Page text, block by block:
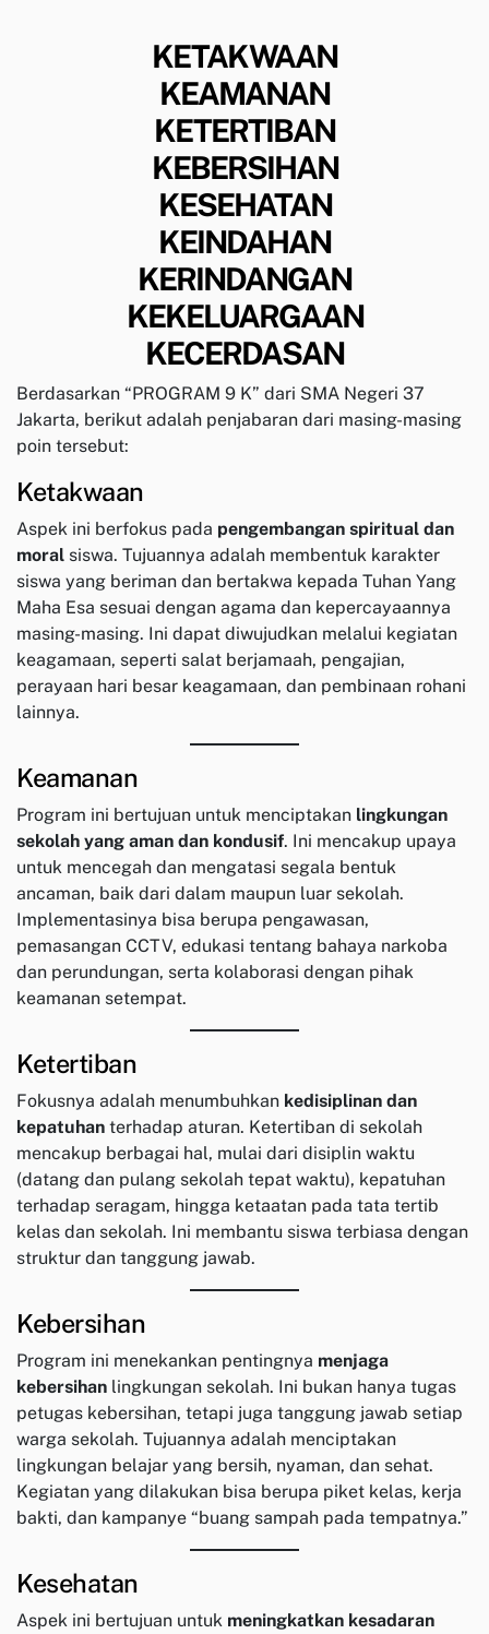
KETAKWAAN
KEAMANAN
KETERTIBAN
KEBERSIHAN
KESEHATAN
KEINDAHAN
KERINDANGAN
KEKELUARGAAN
KECERDASAN
Berdasarkan “PROGRAM 9 K” dari SMA Negeri 37
Jakarta, berikut adalah penjabaran dari masing-masing
poin tersebut:
Ketakwaan
Aspek ini berfokus pada pengembangan spiritual dan
moral siswa. Tujuannya adalah membentuk karakter
siswa yang beriman dan bertakwa kepada Tuhan Yang
Maha Esa sesuai dengan agama dan kepercayaannya
masing-masing. Ini dapat diwujudkan melalui kegiatan
keagamaan, seperti salat berjamaah, pengajian,
perayaan hari besar keagamaan, dan pembinaan rohani
lainnya.
Keamanan
Program ini bertujuan untuk menciptakan lingkungan
sekolah yang aman dan kondusif. Ini mencakup upaya
untuk mencegah dan mengatasi segala bentuk
ancaman, baik dari dalam maupun luar sekolah.
Implementasinya bisa berupa pengawasan,
pemasangan CCTV, edukasi tentang bahaya narkoba
dan perundungan, serta kolaborasi dengan pihak
keamanan setempat.
Ketertiban
Fokusnya adalah menumbuhkan kedisiplinan dan
kepatuhan terhadap aturan. Ketertiban di sekolah
mencakup berbagai hal, mulai dari disiplin waktu
(datang dan pulang sekolah tepat waktu), kepatuhan
terhadap seragam, hingga ketaatan pada tata tertib
kelas dan sekolah. Ini membantu siswa terbiasa dengan
struktur dan tanggung jawab.
Kebersihan
Program ini menekankan pentingnya menjaga
kebersihan lingkungan sekolah. Ini bukan hanya tugas
petugas kebersihan, tetapi juga tanggung jawab setiap
warga sekolah. Tujuannya adalah menciptakan
lingkungan belajar yang bersih, nyaman, dan sehat.
Kegiatan yang dilakukan bisa berupa piket kelas, kerja
bakti, dan kampanye “buang sampah pada tempatnya.”
Kesehatan
Aspek ini bertujuan untuk meningkatkan kesadaran